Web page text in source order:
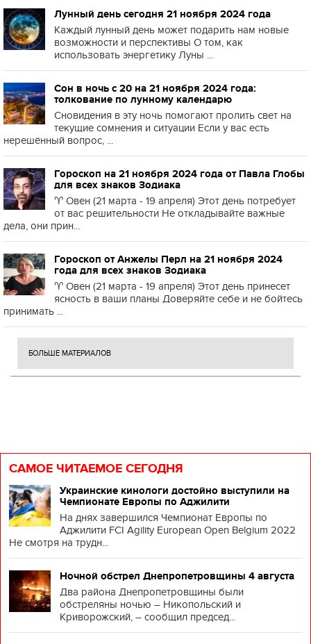
Лунный день сегодня 21 ноября 2024 года
Каждый лунный день может подарить нам новые
возможности и перспективы О том, как
использовать энергетику Луны ...
Сон в ночь с 20 на 21 ноября 2024 года:
толкование по лунному календарю
Сновидения в эту ночь помогают пролить свет на
текущие сомнения и ситуации Если у вас есть
нерешённый вопрос, ...
Гороскоп на 21 ноября 2024 года от Павла Глобы
для всех знаков Зодиака
♈️ Овен (21 марта - 19 апреля) Этот день потребует
от вас решительности Не откладывайте важные
дела, они прин...
Гороскоп от Анжелы Перл на 21 ноября 2024
года для всех знаков Зодиака
♈️ Овен (21 марта - 19 апреля) Этот день принесет
ясность в ваши планы Доверяйте себе и не бойтесь
принимать ...
БОЛЬШЕ МАТЕРИАЛОВ
САМОЕ ЧИТАЕМОЕ СЕГОДНЯ
Украинские кинологи достойно выступили на
Чемпионате Европы по Аджилити
На днях завершился Чемпионат Европы по
Аджилити FCI Agility European Open Belgium 2022
Не смотря на трудн...
Ночной обстрел Днепропетровщины 4 августа
Два района Днепропетровщины были
обстреляны ночью – Никопольский и
Криворожский, – сообщил председ...